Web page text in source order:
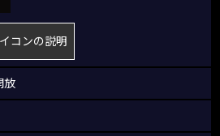
コンの説明
放